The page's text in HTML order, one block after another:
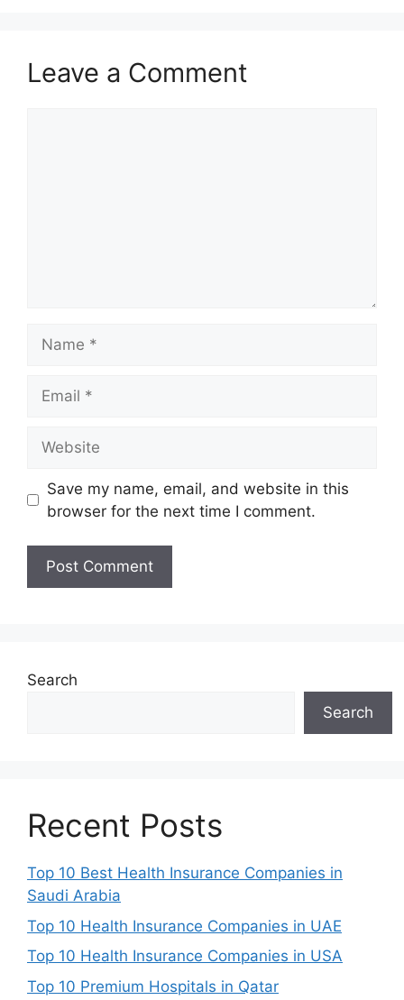
Leave a Comment
Save my name, email, and website in this
browser for the next time I comment.
Search
Search
Recent Posts
Top 10 Best Health Insurance Companies in
Saudi Arabia
Top 10 Health Insurance Companies in UAE
Top 10 Health Insurance Companies in USA
Top 10 Premium Hospitals in Qatar